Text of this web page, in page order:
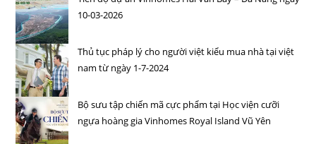
10-03-2026
Thủ tục pháp lý cho người việt kiểu mua nhà tại việt
nam từ ngày 1-7-2024
Bộ sưu tập chiến mã cực phẩm tại Học viện cưỡi
ngựa hoàng gia Vinhomes Royal Island Vũ Yên